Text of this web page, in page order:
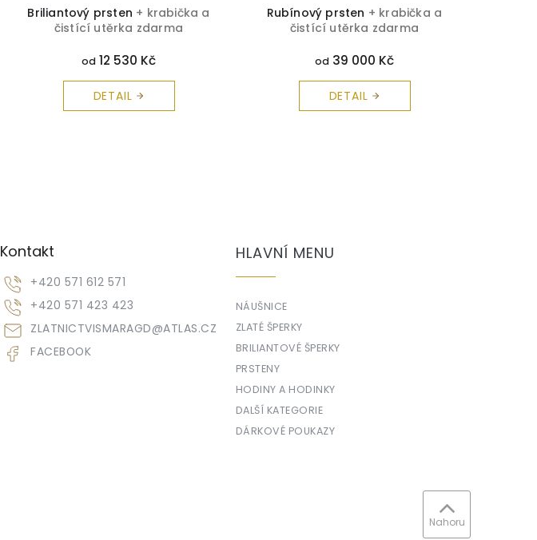
Briliantový prsten + krabička a
čistící utěrka zdarma
od 12 530 Kč
DETAIL
Rubínový prsten + krabička a
čistící utěrka zdarma
od 39 000 Kč
DETAIL
Kontakt
ZLATNICTVISMARAGD@ATLAS.CZ
+420 571 612 571
+420 571 423 423
FACEBOOK
HLAVNÍ MENU
NÁUŠNICE
ZLATÉ ŠPERKY
BRILIANTOVÉ ŠPERKY
PRSTENY
HODINY A HODINKY
DALŠÍ KATEGORIE
DÁRKOVÉ POUKAZY
Nahoru